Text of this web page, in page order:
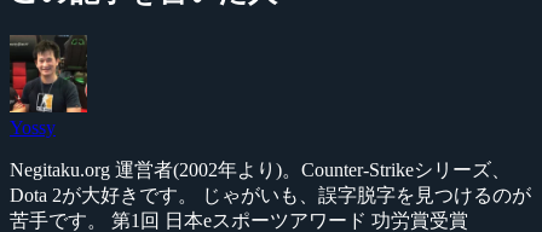
Yossy
Negitaku.org 運営者(2002年より)。Counter-Strikeシリーズ、
Dota 2が大好きです。 じゃがいも、誤字脱字を見つけるのが
苦手です。 第1回 日本eスポーツアワード 功労賞受賞